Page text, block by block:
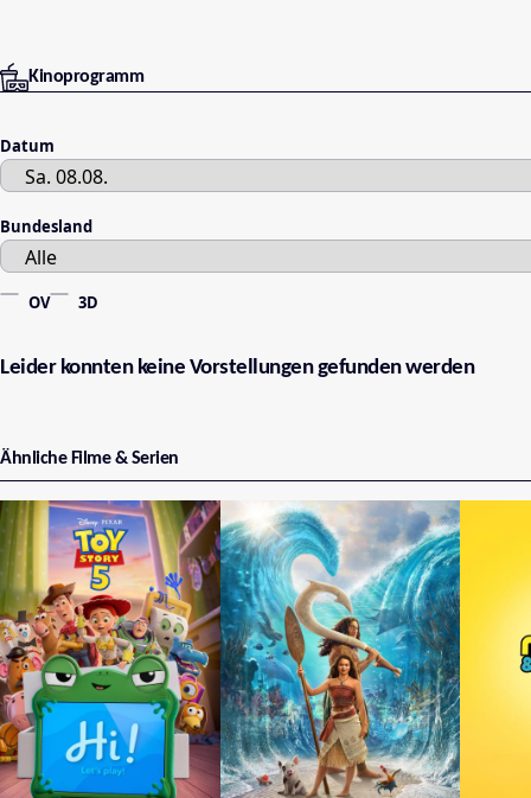
Kinoprogramm
Datum
Bundesland
OV 3D
Leider konnten keine Vorstellungen gefunden werden
Ähnliche Filme & Serien